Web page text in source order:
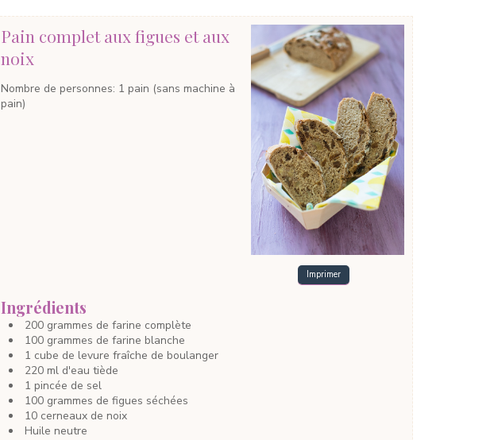
Imprimer
Pain complet aux figues et aux
noix
Nombre de personnes: 1 pain (sans machine à
pain)
Ingrédients
200 grammes de farine complète
100 grammes de farine blanche
1 cube de levure fraîche de boulanger
220 ml d'eau tiède
1 pincée de sel
100 grammes de figues séchées
10 cerneaux de noix
Huile neutre